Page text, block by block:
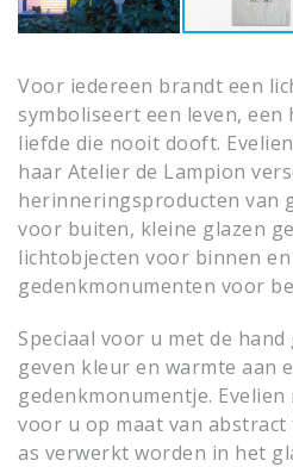
Voor iedereen brandt een
symboliseert een leven,
liefde die nooit dooft.
haar Atelier de Lampion
herinneringsproducten van
voor buiten, kleine glazen
lichtobjecten voor binnen
gedenkmonumenten voor
Speciaal voor u met de hand
geven kleur en warmte aan
gedenkmonumentje.
voor u op maat van
as verwerkt worden in het